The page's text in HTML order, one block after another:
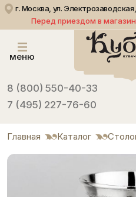
г. Москва, ул.
Перед приездом в
меню
8 (800) 550-40-33
7 (495) 227-76-60
Главная Каталог